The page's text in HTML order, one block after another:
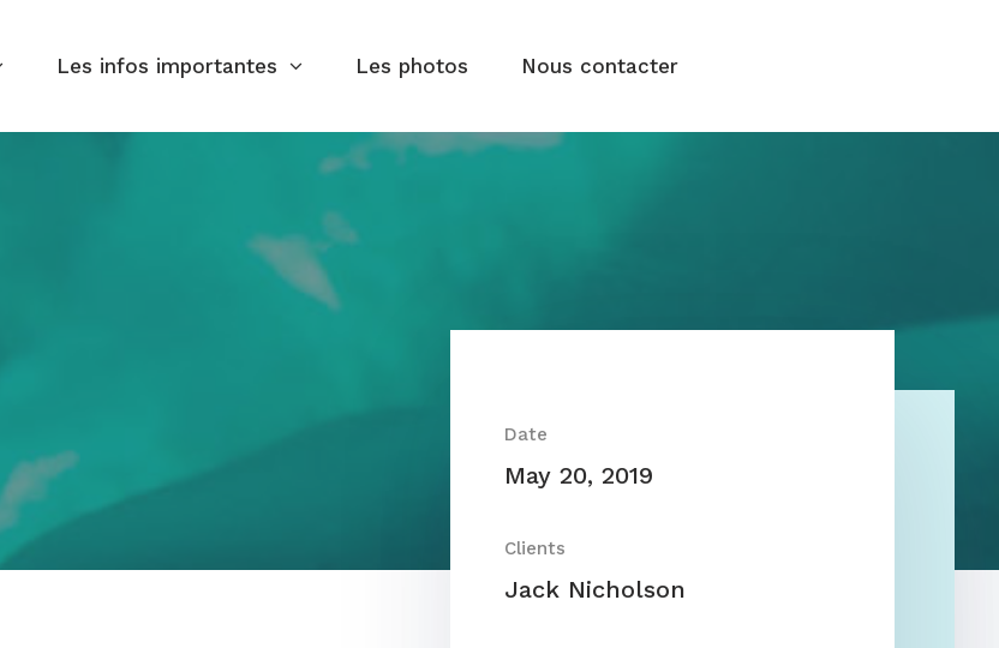
Les infos importantes Les photos Nous contacter
Date
May 20, 2019
Clients
Jack Nicholson